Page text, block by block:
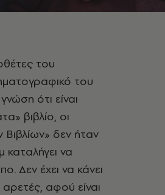
του
του
ότι είναι
βιβλίο, οι
δεν ήταν
καταλήγει να
Δεν έχει να κάνει
αρετές, αφού είναι